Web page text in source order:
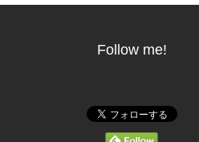
Follow me!